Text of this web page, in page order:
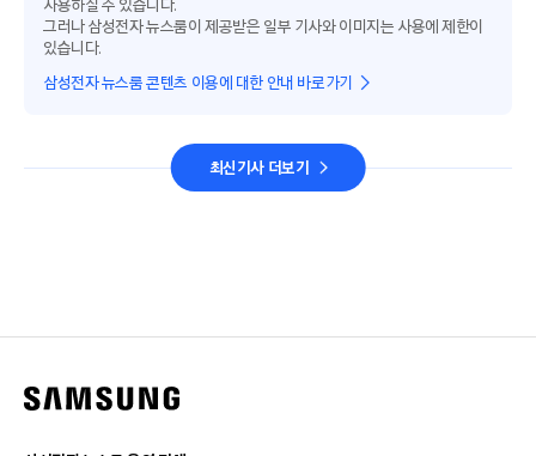
사용하실 수 있습니다.
그러나 삼성전자 뉴스룸이 제공받은 일부 기사와 이미지는 사용에 제한이
있습니다.
삼성전자 뉴스룸 콘텐츠 이용에 대한 안내 바로가기
최신기사 더보기